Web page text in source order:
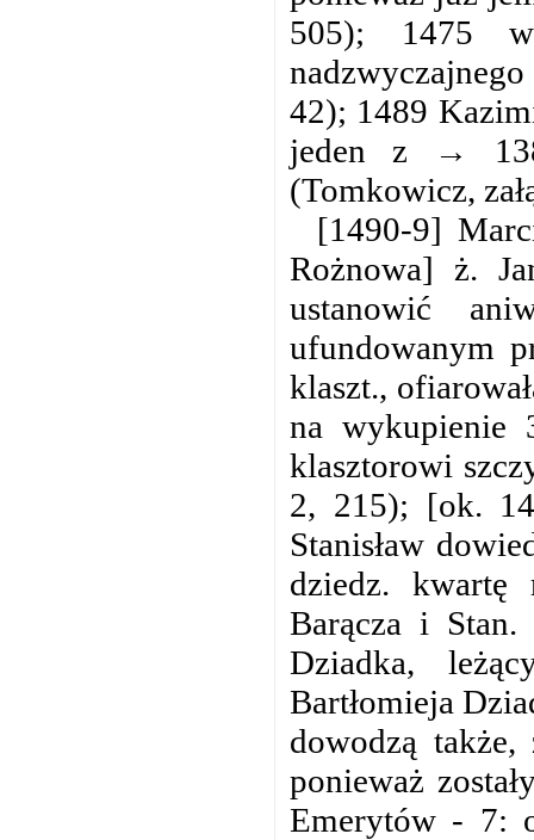
505); 1475
42); 1489
jeden z →
(Tomkowicz,
[1490-9]
Rożnowa] ż.
ustanowić
ufundowanym
klaszt.,
na wykupienie
klasztorowi
2, 215); [ok.
Stanisław
dziedz.
Barącza i Stan.
Dziadka,
Bartłomieja
dowodzą
ponieważ
Emerytów - 7: